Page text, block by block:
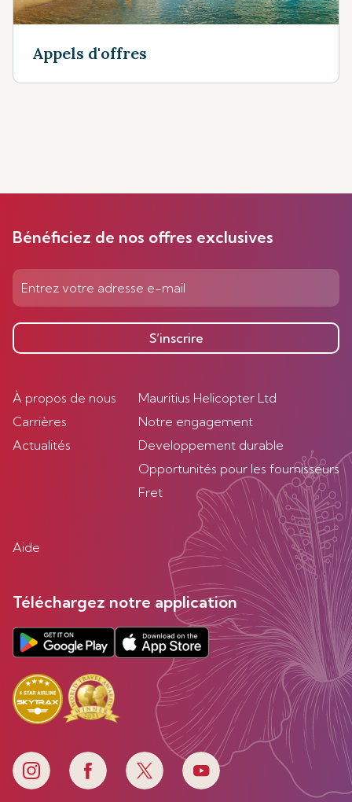
Appels d'offres
Bénéficiez de nos offres exclusives
S’inscrire
À propos de nous
Carrières
Actualités
Mauritius Helicopter Ltd
Notre engagement
Developpement durable
Opportunités pour les fournisseurs
Fret
Aide
Téléchargez notre application